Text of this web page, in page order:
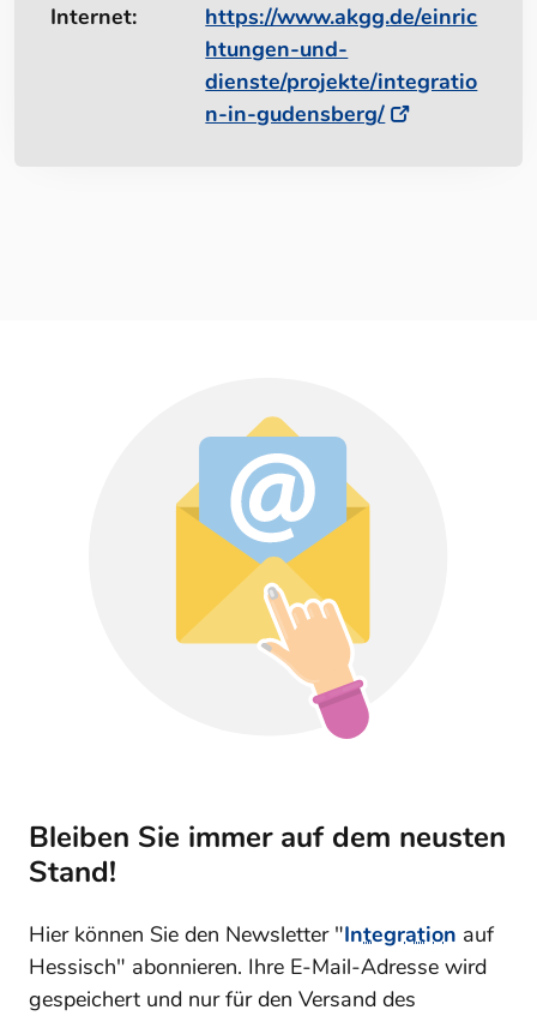
Internet:
https://www.akgg.de/einric
htungen-und-
dienste/projekte/integratio
n-in-gudensberg/
Bleiben Sie immer auf dem neusten
Stand!
Hier können Sie den Newsletter "Integration auf
Hessisch" abonnieren. Ihre E-Mail-Adresse wird
gespeichert und nur für den Versand des